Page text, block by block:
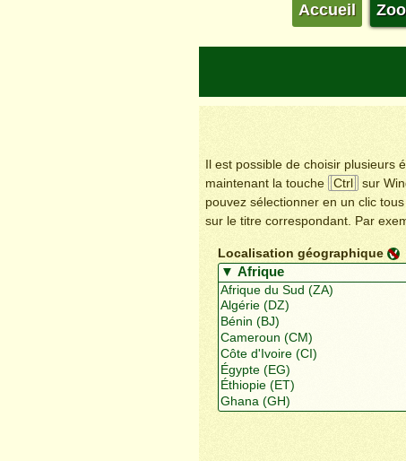
Accueil
Il est possible de choisir plusieurs
maintenant la touche
Ctrl sur
pouvez sélectionner en un clic
sur le titre correspondant. Par
Localisation géographique